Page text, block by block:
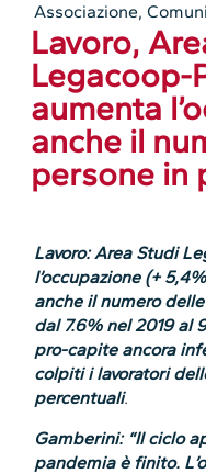
Associazione,
Lavoro,
Legacoop-
aumenta
anche il
persone in
Lavoro: Area Studi
l’occupazione (+
anche il numero
dal 7.6% nel 2019 al
pro-capite ancora
colpiti i lavoratori
percentuali.
Gamberini: “Il ciclo
pandemia è finito.